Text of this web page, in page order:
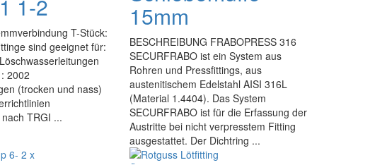
1-2
T-Stück:
sind geeignet für:
2002
(trocken und nass)
TRGI ...
15mm
BESCHREIBUNG FRABOPRESS 316
SECURFRABO ist ein System aus
Rohren und Pressfittings, aus
austenitischem Edelstahl AISI 316L
(Material 1.4404). Das System
SECURFRABO ist für die Erfassung der
Austritte bei nicht verpresstem Fitting
ausgestattet. Der Dichtring ...